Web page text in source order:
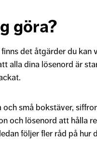
göra?
det åtgärder du kan
alla dina lösenord är
små bokstäver,
och lösenord att hålla
följer fler råd på hur